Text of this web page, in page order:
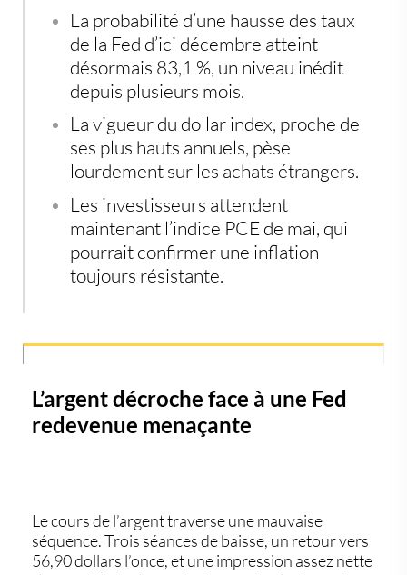
La probabilité d’une hausse des taux
de la Fed d’ici décembre atteint
désormais 83,1 %, un niveau inédit
depuis plusieurs mois.
La vigueur du dollar index, proche de
ses plus hauts annuels, pèse
lourdement sur les achats étrangers.
Les investisseurs attendent
maintenant l’indice PCE de mai, qui
pourrait confirmer une inflation
toujours résistante.
L’argent décroche face à une Fed
redevenue menaçante
Lecours de l’argenttraverse une mauvaise
séquence. Trois séances de baisse, un retour vers
56,90 dollars l’once, et une impression assez nette